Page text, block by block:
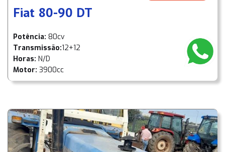
Fiat 80-90 DT
Potência: 80cv
Transmissão:12+12
Horas: N/D
Motor: 3900cc